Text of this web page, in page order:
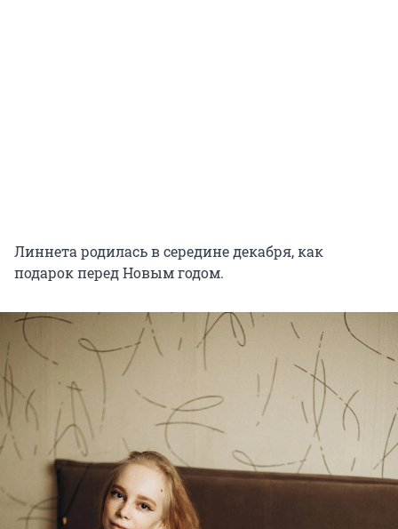
Линнета родилась в середине декабря, как
подарок перед Новым годом.